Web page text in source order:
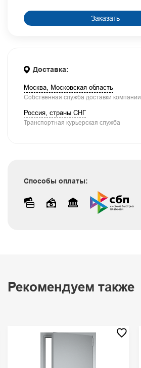
Заказать
Доставка:
Москва, Московская область
Собственная служба доставки компании
Россия, страны СНГ
Транспортная курьерская служба
Способы оплаты:
Рекомендуем также